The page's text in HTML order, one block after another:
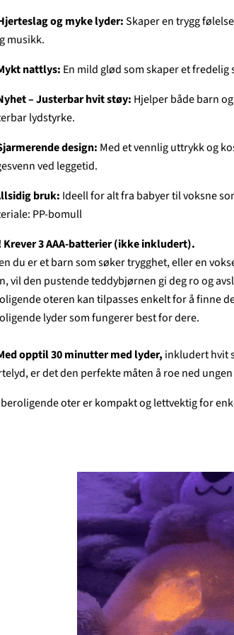
og myke lyder:Skaper en trygg
musikk.
nattlys: En mild glød som skaper et fredelig
– Justerbar hvit støy: Hjelper både barn
lydstyrke.
design: Med et vennlig uttrykk og
ved leggetid.
bruk: Ideell for alt fra babyer til voksne
PP-bomull
Krever 3 AAA-batterier (ikke inkludert).
du er et barn som søker trygghet, eller en
vil den pustende teddybjørnen gi deg ro og
oteren kan tilpasses enkelt for å finne
lyder som fungerer best for dere.
opptil 30 minutter med lyder, inkludert hvit
er det den perfekte måten å roe ned
beroligende oter er kompakt og lettvektig for